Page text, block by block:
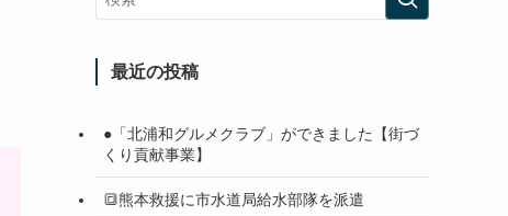
最近の投稿
●「北浦和グルメクラブ」ができました【街づ
くり貢献事業】
🔳熊本救援に市水道局給水部隊を派遣